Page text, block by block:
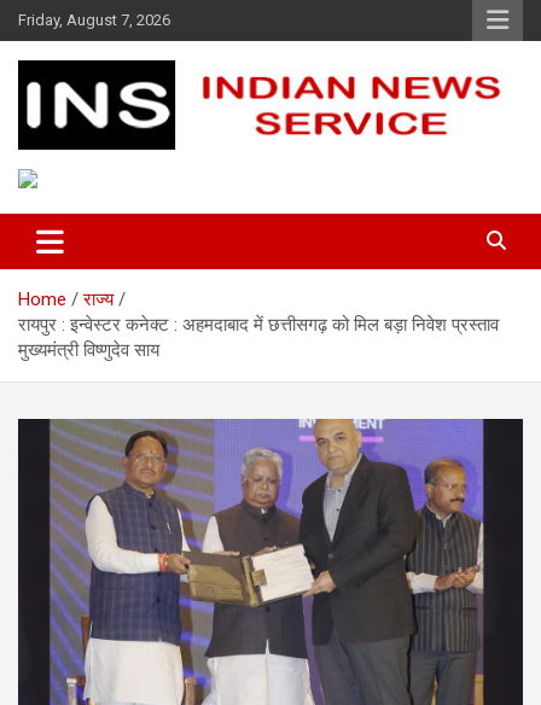
Skip
to
content
Friday, August 7, 2026
Indian News Service
Home
राज्य
रायपुर : इन्वेस्टर कनेक्ट : अहमदाबाद में छत्तीसगढ़ को मिल बड़ा निवेश प्रस्ताव
मुख्यमंत्री विष्णुदेव साय